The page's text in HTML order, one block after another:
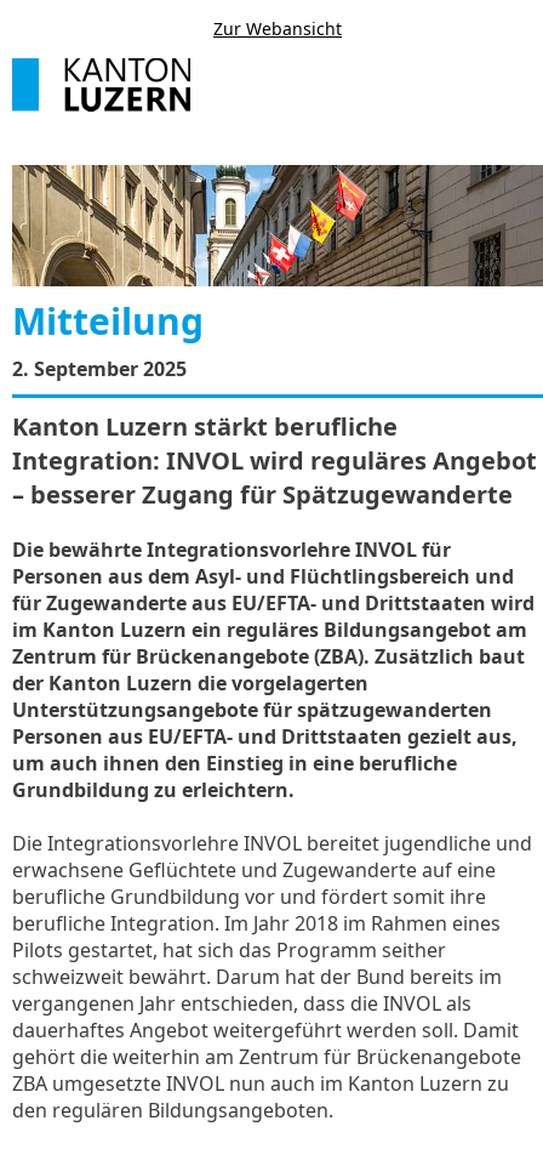
Zur Webansicht
Mitteilung
2. September 2025
Kanton Luzern stärkt berufliche
Integration: INVOL wird reguläres Angebot
– besserer Zugang für Spätzugewanderte
Die bewährte Integrationsvorlehre INVOL für
Personen aus dem Asyl- und Flüchtlingsbereich und
für Zugewanderte aus EU/EFTA- und Drittstaaten wird
im Kanton Luzern ein reguläres Bildungsangebot am
Zentrum für Brückenangebote (ZBA). Zusätzlich baut
der Kanton Luzern die vorgelagerten
Unterstützungsangebote für spätzugewanderten
Personen aus EU/EFTA- und Drittstaaten gezielt aus,
um auch ihnen den Einstieg in eine berufliche
Grundbildung zu erleichtern.
Die Integrationsvorlehre INVOL bereitet jugendliche und
erwachsene Geflüchtete und Zugewanderte auf eine
berufliche Grundbildung vor und fördert somit ihre
berufliche Integration. Im Jahr 2018 im Rahmen eines
Pilots gestartet, hat sich das Programm seither
schweizweit bewährt. Darum hat der Bund bereits im
vergangenen Jahr entschieden, dass die INVOL als
dauerhaftes Angebot weitergeführt werden soll. Damit
gehört die weiterhin am Zentrum für Brückenangebote
ZBA umgesetzte INVOL nun auch im Kanton Luzern zu
den regulären Bildungsangeboten.